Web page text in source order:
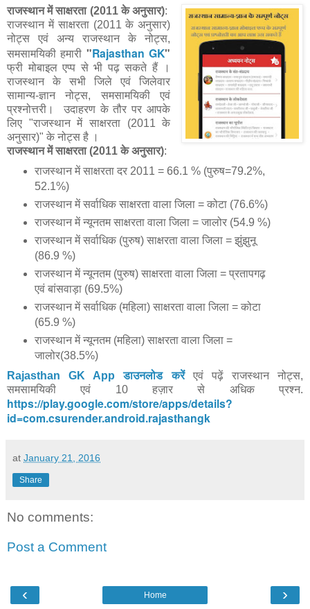
राजस्थान में साक्षरता (2011 के अनुसार):
राजस्थान में साक्षरता (2011 के अनुसार)
नोट्स एवं अन्य राजस्थान के नोट्स,
समसामयिकी हमारी "Rajasthan GK"
फ्री मोबाइल एप्प से भी पढ़ सकते हैं ।
राजस्थान के सभी जिले एवं जिलेवार
सामान्य-ज्ञान नोट्स, समसामयिकी एवं
प्रश्नोत्तरी। उदाहरण के तौर पर आपके
लिए "राजस्थान में साक्षरता (2011 के
अनुसार)" के नोट्स है ।
राजस्थान में साक्षरता (2011 के अनुसार):
राजस्थान में साक्षरता दर 2011 = 66.1 % (पुरुष=79.2%,
52.1%)
राजस्थान में सर्वाधिक साक्षरता वाला जिला = कोटा (76.6%)
राजस्थान में न्यूनतम साक्षरता वाला जिला = जालोर (54.9 %)
राजस्थान में सर्वाधिक (पुरुष) साक्षरता वाला जिला = झुंझुनू
(86.9 %)
राजस्थान में न्यूनतम (पुरुष) साक्षरता वाला जिला = प्रतापगढ़
एवं बांसवाड़ा (69.5%)
राजस्थान में सर्वाधिक (महिला) साक्षरता वाला जिला = कोटा
(65.9 %)
राजस्थान में न्यूनतम (महिला) साक्षरता वाला जिला =
जालोर(38.5%)
Rajasthan GK App डाउनलोड करें
एवं पढ़ें राजस्थान नोट्स,
समसामयिकी एवं 10 हज़ार से अधिक प्रश्न.
https://play.google.com/store/apps/details?
id=com.csurender.android.rajasthangk
at January 21, 2016
Share
No comments:
Post a Comment
‹ ›
Home